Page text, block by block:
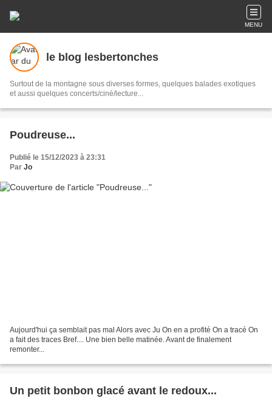
MENU
le blog lesbertonches
Surtout de la montagne sous diverses formes, quelques balades exotiques
et aussi quelques concerts/ciné/lecture...
Poudreuse...
Publié le 15/12/2023 à 23:31
Par Jo
Aujourd'hui ça semblait pas mal Alors avec Ju On en a profité On a tracé On
a fait des traces Bref.... Une bien belle matinée. Avant de finalement
remonter...
Un petit bonbon glacé avant le redoux...